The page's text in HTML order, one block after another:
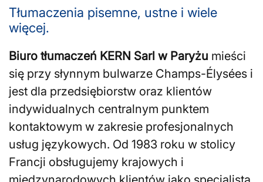
Tłumaczenia pisemne, ustne i wiele
więcej.
Biuro tłumaczeń KERN Sarl w Paryżu mieści
się przy słynnym bulwarze Champs-Élysées i
jest dla przedsiębiorstw oraz klientów
indywidualnych centralnym punktem
kontaktowym w zakresie profesjonalnych
usług językowych. Od 1983 roku w stolicy
Francji obsługujemy krajowych i